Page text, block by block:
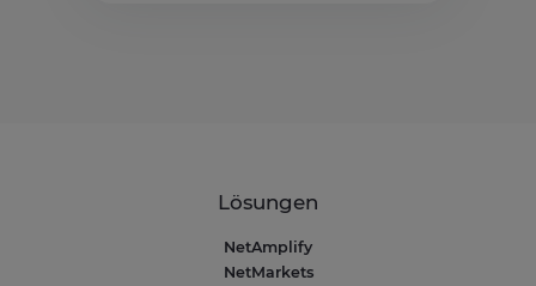
Lösungen
NetAmplify
NetMarkets